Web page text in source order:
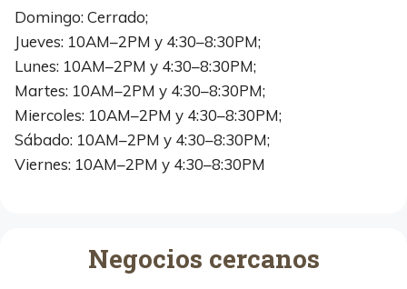
Domingo: Cerrado;
Jueves: 10AM–2PM y 4:30–8:30PM;
Lunes: 10AM–2PM y 4:30–8:30PM;
Martes: 10AM–2PM y 4:30–8:30PM;
Miercoles: 10AM–2PM y 4:30–8:30PM;
Sábado: 10AM–2PM y 4:30–8:30PM;
Viernes: 10AM–2PM y 4:30–8:30PM
Negocios cercanos